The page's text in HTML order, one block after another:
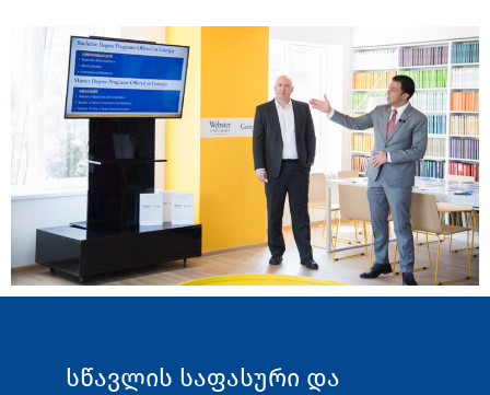
სწავლის საფასური და